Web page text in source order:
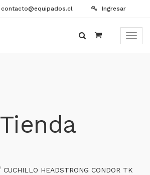
contacto@equipados.cl Ingresar
Menú
Tienda
CUCHILLO HEADSTRONG CONDOR TK